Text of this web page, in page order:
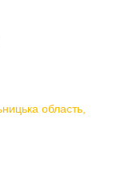
область,